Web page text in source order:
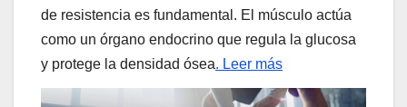
de resistencia es fundamental. El músculo actúa
como un órgano endocrino que regula la glucosa
y protege la densidad ósea. Leer más